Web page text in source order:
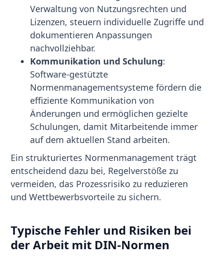
Verwaltung von Nutzungsrechten und
Lizenzen, steuern individuelle Zugriffe und
dokumentieren Anpassungen
nachvollziehbar.
Kommunikation und Schulung:
Software-gestützte
Normenmanagementsysteme fördern die
effiziente Kommunikation von
Änderungen und ermöglichen gezielte
Schulungen, damit Mitarbeitende immer
auf dem aktuellen Stand arbeiten.
Ein strukturiertes Normenmanagement trägt
entscheidend dazu bei, Regelverstöße zu
vermeiden, das Prozessrisiko zu reduzieren
und Wettbewerbsvorteile zu sichern.
Typische Fehler und Risiken bei
der Arbeit mit DIN-Normen